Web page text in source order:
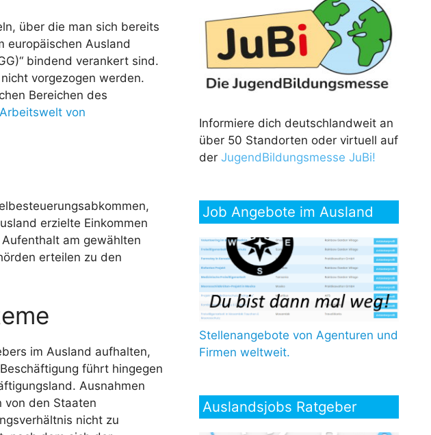
über die man sich bereits
europäischen Ausland
bindend verankert sind.
vorgezogen werden.
Bereichen des
von
erzielte Einkommen
am gewählten
erteilen zu den
im Ausland aufhalten,
führt hingegen
Ausnahmen
von den Staaten
nicht zu
Informiere dich deutschlandweit an
über 50 Standorten oder virtuell auf
der JugendBildungsmesse JuBi!
Job Angebote im Ausland
Stellenangebote von Agenturen und
Firmen weltweit.
Auslandsjobs Ratgeber